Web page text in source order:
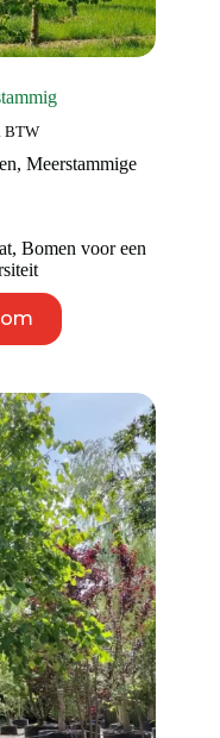
BTW
, Meerstammige
,Bomen voor een